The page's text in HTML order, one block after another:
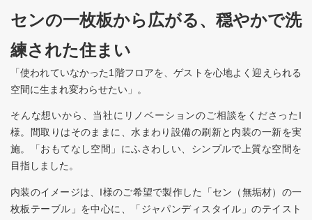
センの一枚板から広がる、穏やかで洗
練された住まい
「使われていなかった1階フロアを、ゲストを心地よく迎えられる
空間に生まれ変わらせたい」。
そんな想いから、当社にリノベーションのご相談をくださったI
様。間取りはそのままに、水まわり設備の刷新と内装の一新を実
施。「おもてなし空間」にふさわしい、シンプルで上質な空間を
目指しました。
内装のイメージは、I様のご希望で製作した「セン（無垢材）の一
枚板テーブル」を中心に、「ジャパンディスタイル」のテイスト